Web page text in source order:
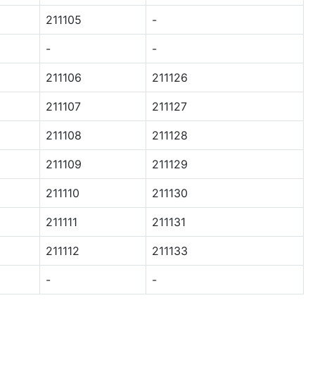
211105 -
- -
211106 211126
211107 211127
211108 211128
211109 211129
211110 211130
211111 211131
211112 211133
- -